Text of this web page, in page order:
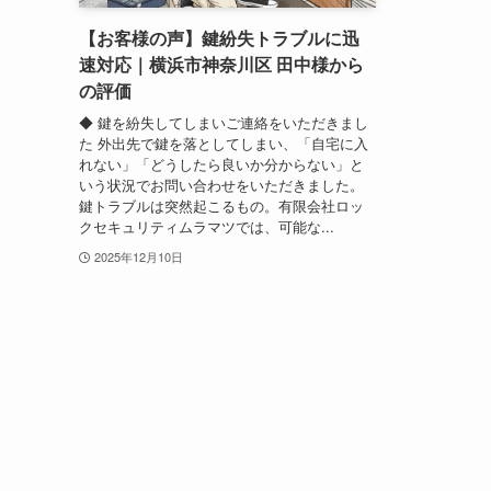
【お客様の声】鍵紛失トラブルに迅
速対応｜横浜市神奈川区 田中様から
の評価
◆ 鍵を紛失してしまいご連絡をいただきまし
た 外出先で鍵を落としてしまい、「自宅に入
れない」「どうしたら良いか分からない」と
いう状況でお問い合わせをいただきました。
鍵トラブルは突然起こるもの。有限会社ロッ
クセキュリティムラマツでは、可能な...
2025年12月10日